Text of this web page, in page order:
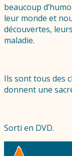
beaucoup
leur monde et
découvertes,
maladie.
Ils sont tous des
donnent une
Sorti en DVD.